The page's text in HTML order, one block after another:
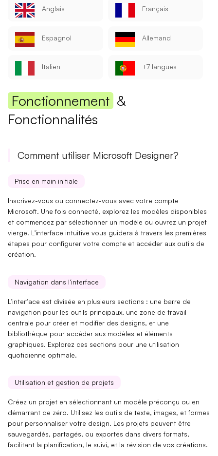
Anglais Français
Espagnol Allemand
Italien +7 langues
Fonctionnement &
Fonctionnalités
Comment utiliser Microsoft Designer?
Prise en main initiale
Inscrivez-vous ou connectez-vous avec votre compte
Microsoft. Une fois connecté, explorez les modèles disponibles
et commencez par sélectionner un modèle ou ouvrez un projet
vierge. L’interface intuitive vous guidera à travers les premières
étapes pour configurer votre compte et accéder aux outils de
création.
Navigation dans l’interface
L’interface est divisée en plusieurs sections : une barre de
navigation pour les outils principaux, une zone de travail
centrale pour créer et modifier des designs, et une
bibliothèque pour accéder aux modèles et éléments
graphiques. Explorez ces sections pour une utilisation
quotidienne optimale.
Utilisation et gestion de projets
Créez un projet en sélectionnant un modèle préconçu ou en
démarrant de zéro. Utilisez les outils de texte, images, et formes
pour personnaliser votre design. Les projets peuvent être
sauvegardés, partagés, ou exportés dans divers formats,
facilitant la planification, le suivi, et la révision de vos créations.